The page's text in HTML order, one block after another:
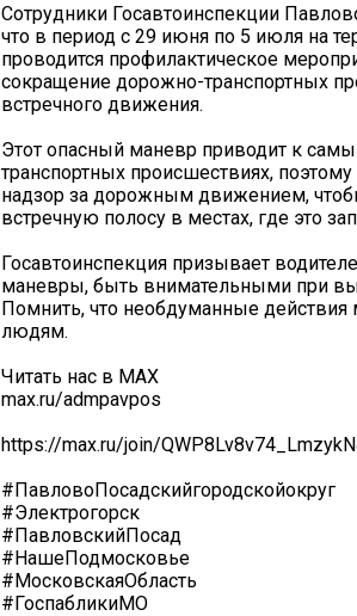
Сотрудники Госавтоинспекции
что в период с 29 июня по 5 июля на
проводится профилактическое
сокращение дорожно-транспортных
встречного движения.
Этот опасный маневр приводит к
транспортных происшествиях,
надзор за дорожным движением,
встречную полосу в местах, где это
Госавтоинспекция призывает
маневры, быть внимательными при
Помнить, что необдуманные
людям.
Читать нас в MAX
max.ru/admpavpos
https://max.ru/join/
#ПавловоПосадскийгородскойокруг
#Электрогорск
#ПавловскийПосад
#НашеПодмосковье
#МосковскаяОбласть
#ГоспабликиМО